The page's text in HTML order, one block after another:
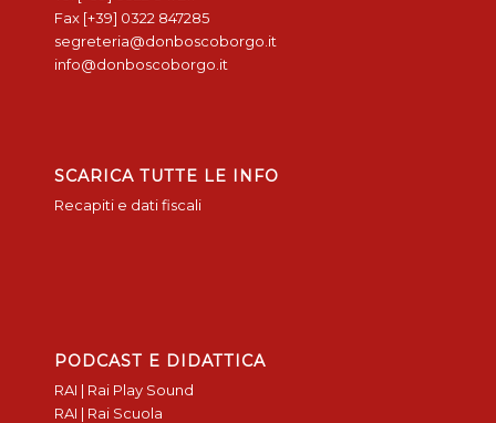
Fax [+39] 0322 847285
segreteria@donboscoborgo.it
info@donboscoborgo.it
SCARICA TUTTE LE INFO
Recapiti e dati fiscali
PODCAST E DIDATTICA
RAI | Rai Play Sound
RAI | Rai Scuola